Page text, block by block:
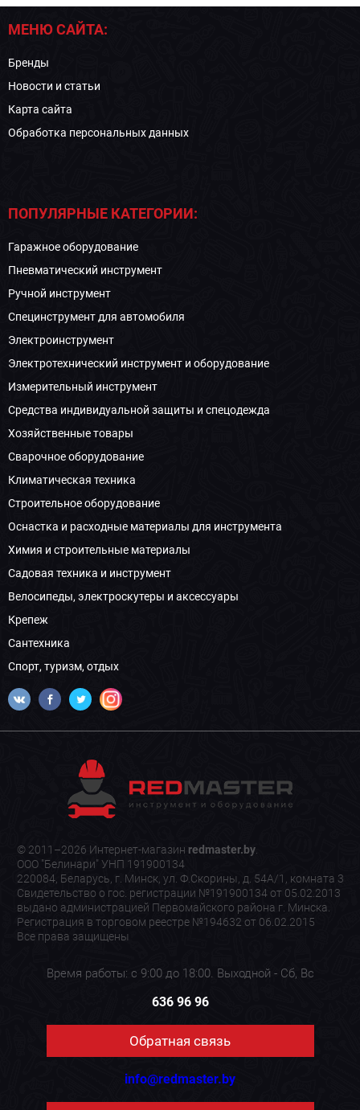
МЕНЮ САЙТА:
Бренды
Новости и статьи
Карта сайта
Обработка персональных данных
ПОПУЛЯРНЫЕ КАТЕГОРИИ:
Гаражное оборудование
Пневматический инструмент
Ручной инструмент
Специнструмент для автомобиля
Электроинструмент
Электротехнический инструмент и оборудование
Измерительный инструмент
Средства индивидуальной защиты и спецодежда
Хозяйственные товары
Сварочное оборудование
Климатическая техника
Строительное оборудование
Оснастка и расходные материалы для инструмента
Химия и строительные материалы
Садовая техника и инструмент
Велосипеды, электроскутеры и аксессуары
Крепеж
Сантехника
Спорт, туризм, отдых
© 2011–2026 Интернет-магазин redmaster.by.
ООО "Белинари" УНП 191900134
220084, Беларусь, г. Минск, ул. Ф.Скорины, д. 54А/1, комната 3
Свидетельство о гос. регистрации №191900134 от 05.02.2013
выдано администрацией Первомайского района г. Минска.
Регистрация в торговом реестре №194632 от 06.02.2015
Все права защищены
Время работы: с 9:00 до 18:00. Выходной - Сб, Вс
636 96 96
Обратная связь
info@redmaster.by